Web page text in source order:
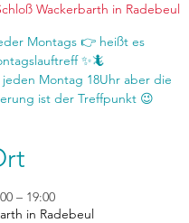
Wackerbarth in Radebeul
Montags 👉 heißt es
✨🦎
Montag 18Uhr aber die
– 19:00
in Radebeul